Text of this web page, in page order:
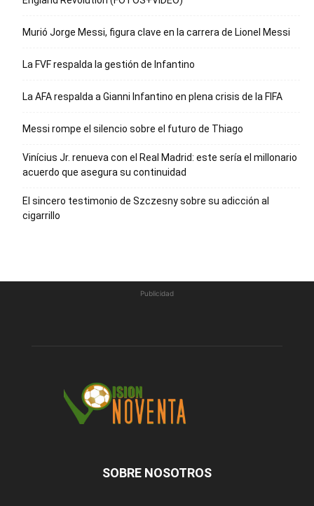
Murió Jorge Messi, figura clave en la carrera de Lionel Messi
La FVF respalda la gestión de Infantino
La AFA respalda a Gianni Infantino en plena crisis de la FIFA
Messi rompe el silencio sobre el futuro de Thiago
Vinícius Jr. renueva con el Real Madrid: este sería el millonario
acuerdo que asegura su continuidad
El sincero testimonio de Szczesny sobre su adicción al
cigarrillo
Publicidad
SOBRE NOSOTROS